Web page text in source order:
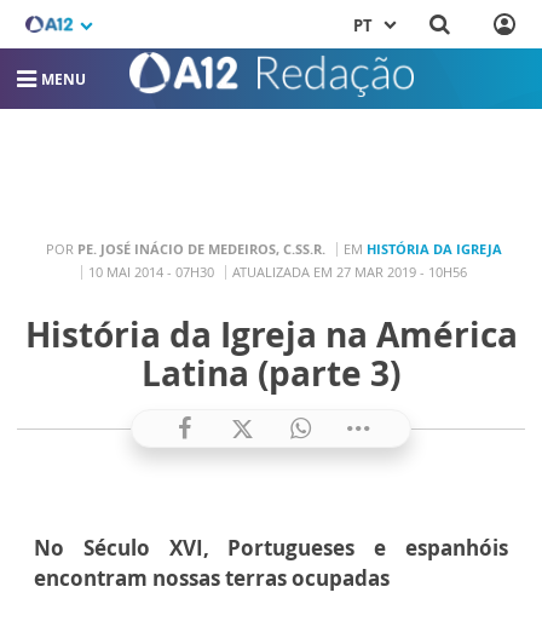
PT
MENU
POR PE. JOSÉ INÁCIO DE MEDEIROS, C.SS.R. EM HISTÓRIA DA IGREJA
10 MAI 2014 - 07H30
ATUALIZADA EM 27 MAR 2019 - 10H56
História da Igreja na América
Latina (parte 3)
No Século XVI, Portugueses e espanhóis
encontram nossas terras ocupadas